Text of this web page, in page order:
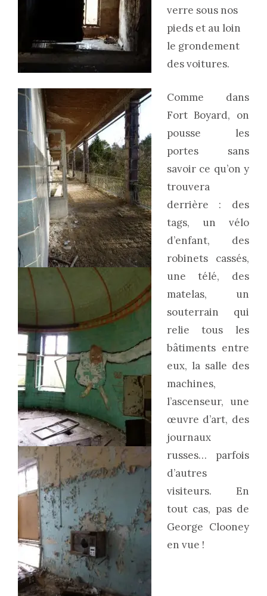
verre sous nos
pieds et au loin
le grondement
des voitures.
Comme dans
Fort Boyard, on
pousse les
portes sans
savoir ce qu’on y
trouvera
derrière : des
tags, un vélo
d’enfant, des
robinets cassés,
une télé, des
matelas, un
souterrain qui
relie tous les
bâtiments entre
eux, la salle des
machines,
l’ascenseur, une
œuvre d’art, des
journaux
russes… parfois
d’autres
visiteurs. En
tout cas, pas de
George Clooney
en vue !